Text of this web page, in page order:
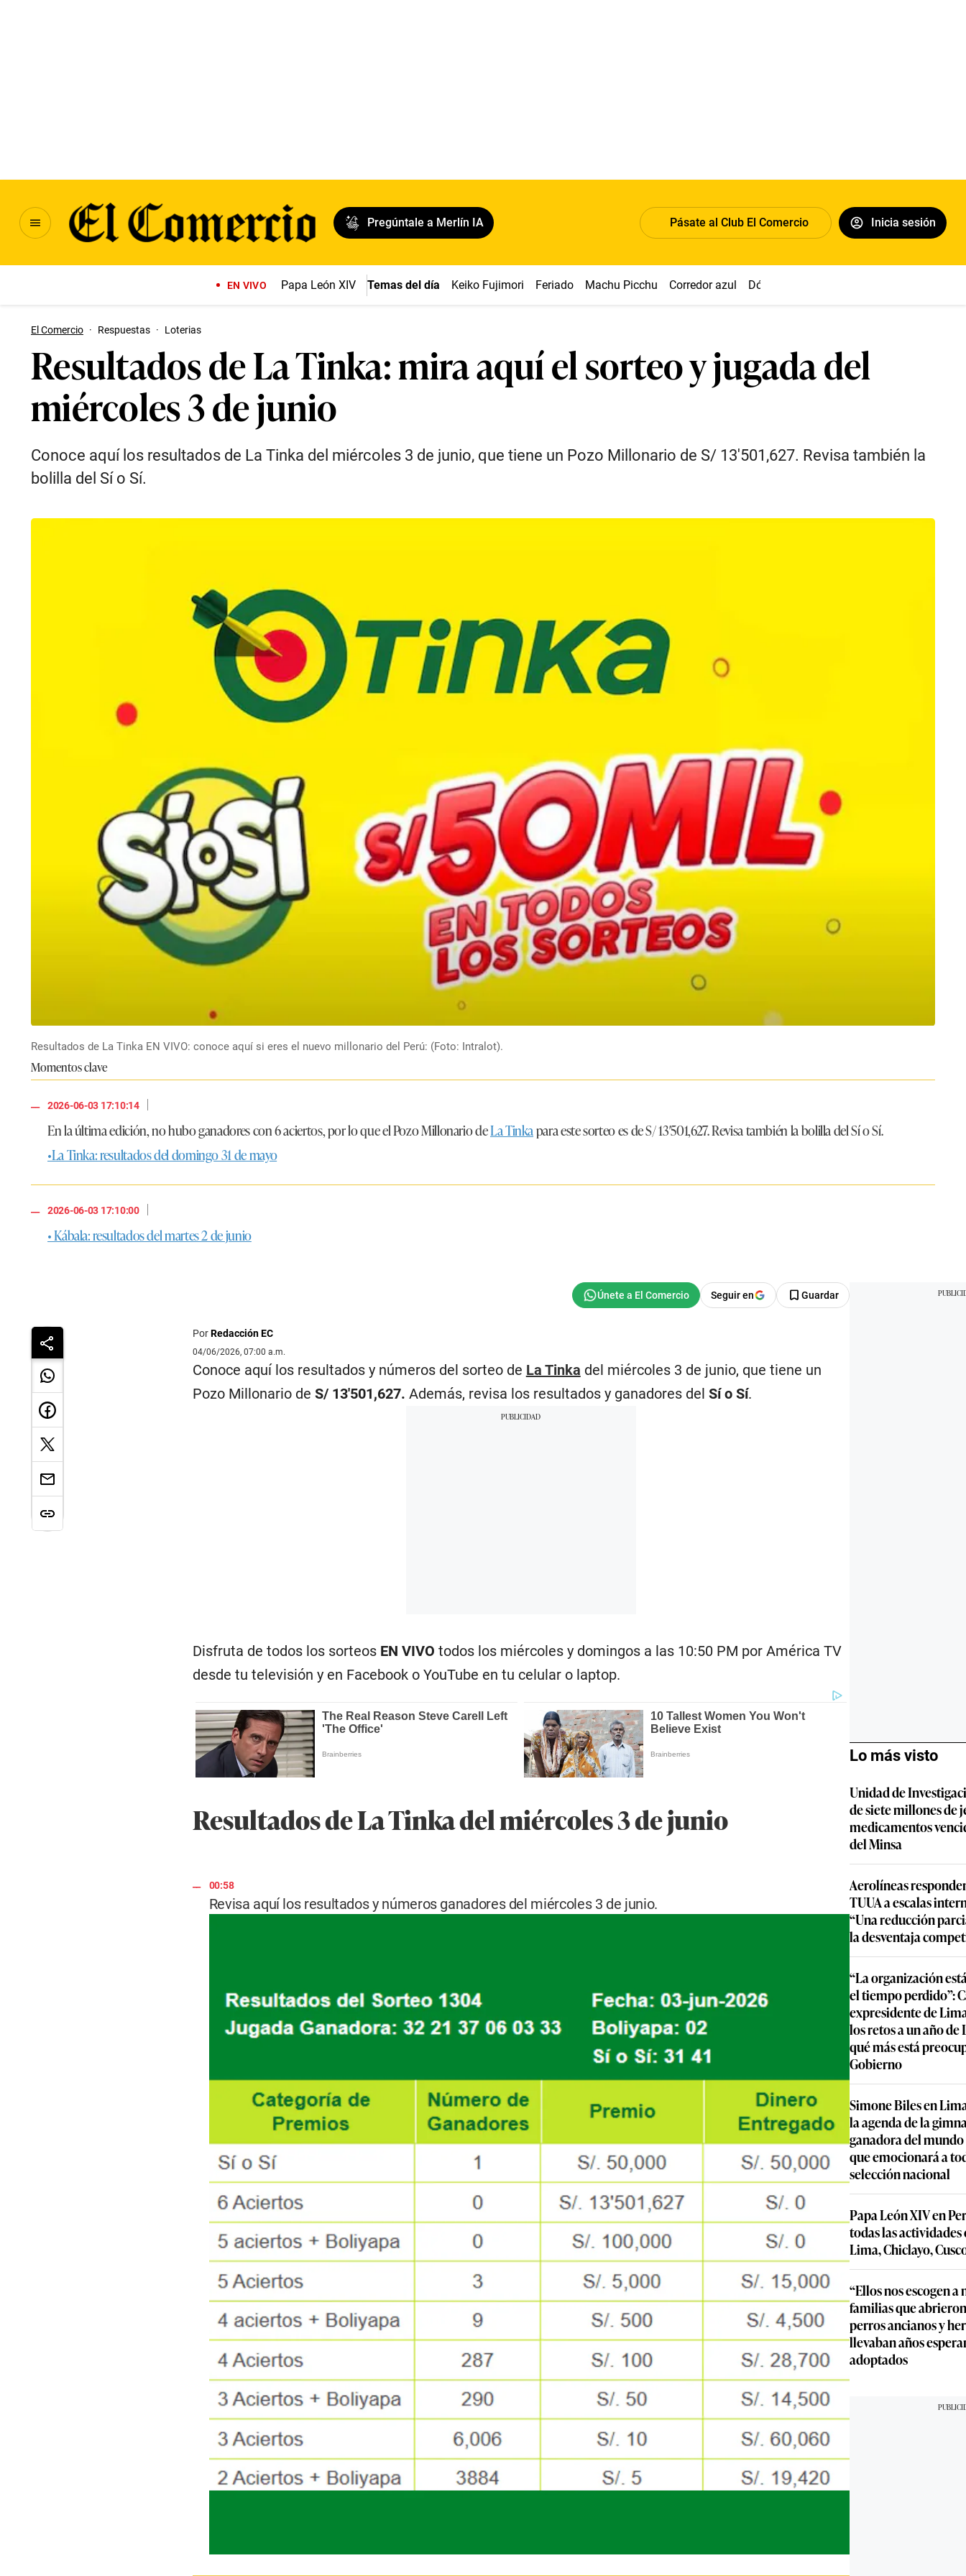
Pregúntale a Merlín IA Pásate al Club El Comercio Inicia sesión
EN VIVO Papa León XIV Temas del día Keiko Fujimori Feriado Machu Picchu Corredor azul Dólar
El Comercio · Respuestas · Loterias
Resultados de La Tinka: mira aquí el sorteo y jugada del
miércoles 3 de junio
Conoce aquí los resultados de La Tinka del miércoles 3 de junio, que tiene un Pozo Millonario de S/ 13′501,627. Revisa también la
bolilla del Sí o Sí.
Resultados de La Tinka EN VIVO: conoce aquí si eres el nuevo millonario del Perú: (Foto: Intralot).
Momentos clave
2026-06-03 17:10:14
|
En la última edición, no hubo ganadores con 6 aciertos, por lo que el Pozo Millonario deLa Tinkapara este sorteo es deS/ 13′501,627. Revisa también la bolilla del Sí o Sí.
•La Tinka: resultados del domingo 31 de mayo
2026-06-03 17:10:00
|
• Kábala: resultados del martes 2 de junio
Seguir en Guardar
PorRedacción EC
04/06/2026, 07:00 a.m.
Conoce aquí los resultados y números del sorteo de La Tinka del miércoles 3 de junio, que tiene un
Pozo Millonario de S/ 13′501,627. Además, revisa los resultados y ganadores del Sí o Sí.
Disfruta de todos los sorteos EN VIVO todos los miércoles y domingos a las 10:50 PM por América TV
desde tu televisión y en Facebook o YouTube en tu celular o laptop.
Resultados de La Tinka del miércoles 3 de junio
00:58
Revisa aquí los resultados y números ganadores del miércoles 3 de junio.
Lo más visto
Unidad de
de siete millones de
medicamentos
del Minsa
Aerolíneas
TUUA a escalas
“Una reducción
la desventaja
“La organización
el tiempo perdido”:
expresidente de
los retos a un año de
qué más está
Gobierno
Simone Biles en
la agenda de la
ganadora del
que emocionará a
selección nacional
Papa León XIV en
todas las
Lima, Chiclayo,
“Ellos nos escogen a
familias que
perros ancianos y
llevaban años
adoptados